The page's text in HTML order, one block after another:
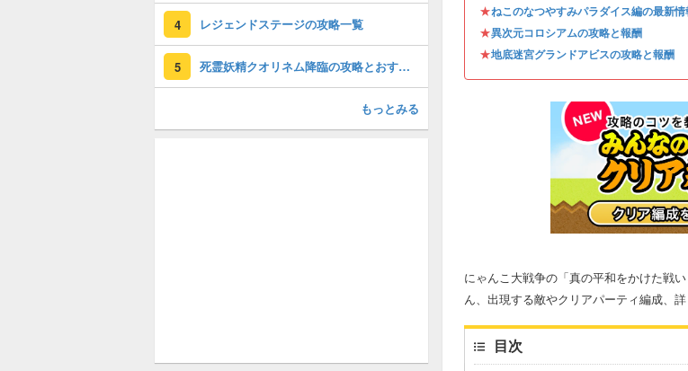
★ねこのなつやすみパラダイス編の最新情
★異次元コロシアムの攻略と報酬
★地底迷宮グランドアビスの攻略と報酬
にゃんこ大戦争の「真の平和をかけた戦
ん、出現する敵やクリアパーティ編成、
目次
4 レジェンドステージの攻略一覧
5 死霊妖精クオリネム降臨の攻略とおすすめキャラ
もっとみる